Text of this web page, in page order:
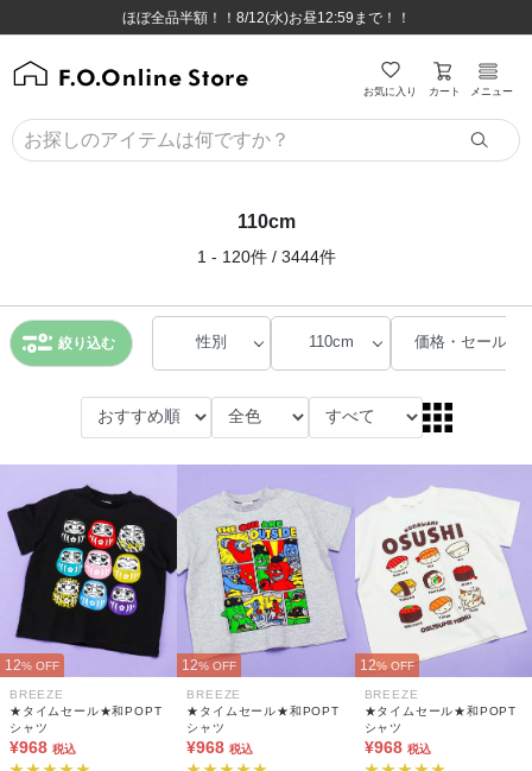
8,800円(税込)以上のお買い物で送料無料♪
ほぼ全品半額！！8/12(水)お昼12:59まで！！
8,800円(税込)以上のお買い物で送料無料♪
ほぼ全品半額！！8/12(水)お昼12:59まで！！
お気に入り カート メニュー
110cm
1 - 120件 / 3444件
絞り込む 性別 110cm 価格・セール
12% OFF
BREEZE
★タイムセール★和POPT
シャツ
¥968 税込
12% OFF
BREEZE
★タイムセール★和POPT
シャツ
¥968 税込
12% OFF
BREEZE
★タイムセール★和POPT
シャツ
¥968 税込